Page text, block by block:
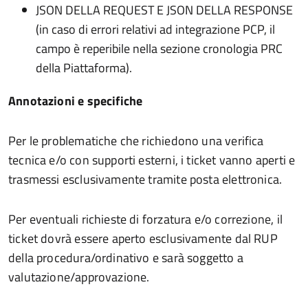
JSON DELLA REQUEST E JSON DELLA RESPONSE
(in caso di errori relativi ad integrazione PCP, il
campo è reperibile nella sezione cronologia PRC
della Piattaforma).
Annotazioni e specifiche
Per le problematiche che richiedono una verifica
tecnica e/o con supporti esterni, i ticket vanno aperti e
trasmessi esclusivamente tramite posta elettronica.
Per eventuali richieste di forzatura e/o correzione, il
ticket dovrà essere aperto esclusivamente dal RUP
della procedura/ordinativo e sarà soggetto a
valutazione/approvazione.